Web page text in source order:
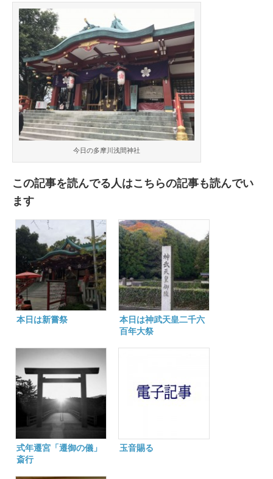
今日の多摩川浅間神社
この記事を読んでる人はこちらの記事も読んでい
ます
本日は新嘗祭
本日は神武天皇二千六
百年大祭
式年遷宮「遷御の儀」
斎行
玉音賜る